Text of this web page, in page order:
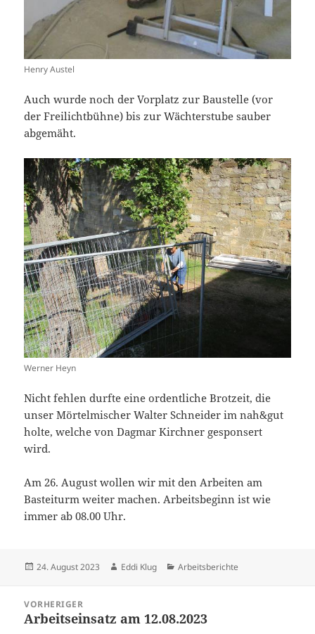
Henry Austel
Auch wurde noch der Vorplatz zur Baustelle (vor
der Freilichtbühne) bis zur Wächterstube sauber
abgemäht.
Werner Heyn
Nicht fehlen durfte eine ordentliche Brotzeit, die
unser Mörtelmischer Walter Schneider im nah&gut
holte, welche von Dagmar Kirchner gesponsert
wird.
Am 26. August wollen wir mit den Arbeiten am
Basteiturm weiter machen. Arbeitsbeginn ist wie
immer ab 08.00 Uhr.
Veröffentlicht
24. August 2023 Autor
Eddi Klug Kategorien
Arbeitsberichte
VORHERIGER
Vorheriger
Arbeitseinsatz am 12.08.2023